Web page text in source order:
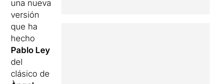
una nueva
versión
que ha
hecho
Pablo Ley
del
clásico de